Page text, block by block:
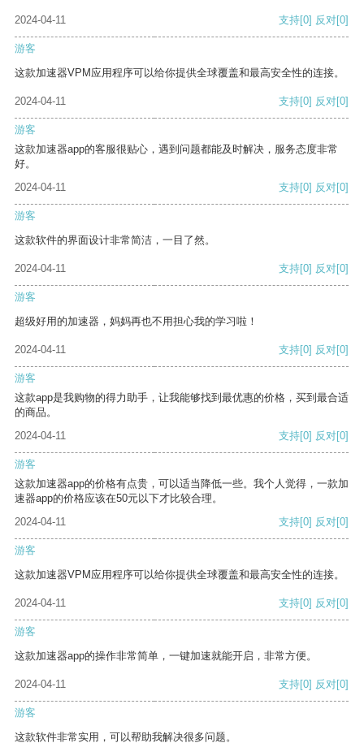
2024-04-11 支持[0] 反对[0]
游客
这款加速器VPM应用程序可以给你提供全球覆盖和最高安全性的连接。
2024-04-11 支持[0] 反对[0]
游客
这款加速器app的客服很贴心，遇到问题都能及时解决，服务态度非常
好。
2024-04-11
支持[0] 反对[0]
游客
这款软件的界面设计非常简洁，一目了然。
2024-04-11 支持[0] 反对[0]
游客
超级好用的加速器，妈妈再也不用担心我的学习啦！
2024-04-11 支持[0] 反对[0]
游客
这款app是我购物的得力助手，让我能够找到最优惠的价格，买到最合适
的商品。
2024-04-11
支持[0] 反对[0]
游客
这款加速器app的价格有点贵，可以适当降低一些。我个人觉得，一款加
速器app的价格应该在50元以下才比较合理。
2024-04-11
支持[0] 反对[0]
游客
这款加速器VPM应用程序可以给你提供全球覆盖和最高安全性的连接。
2024-04-11 支持[0] 反对[0]
游客
这款加速器app的操作非常简单，一键加速就能开启，非常方便。
2024-04-11 支持[0] 反对[0]
游客
这款软件非常实用，可以帮助我解决很多问题。